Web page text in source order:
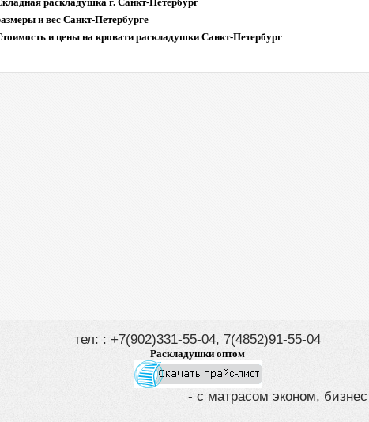
и вес Санкт-Петербурге
и цены на кровати раскладушки Санкт-Петербург
тел: : +7(902)331-55-04, 7(4852)91-55-04
Раскладушки оптом
- с матрасом эконом,